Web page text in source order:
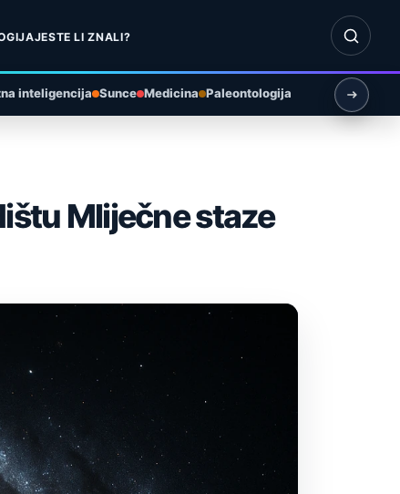
JESTE LI ZNALI?
Otvori
inteligencija Sunce Medicina Paleontologija
Mliječne staze